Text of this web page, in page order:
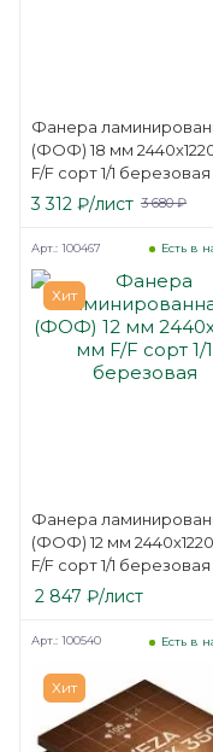
Фанера
(ФОФ) 18 мм
F/F сорт 1/1 березовая
3 312 ₽/лист 3 680₽
Хит
Фанера
(ФОФ) 12 мм
F/F сорт 1/1 березовая
Есть в
Арт.: 100467
2 847 ₽/лист
Хит
Есть в
Арт.: 100540